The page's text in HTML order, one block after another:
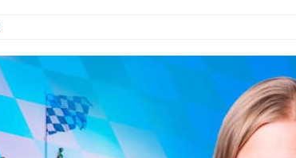
Die
halten
verübten